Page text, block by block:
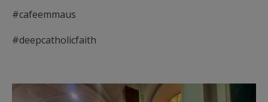
#cafeemmaus
#deepcatholicfaith